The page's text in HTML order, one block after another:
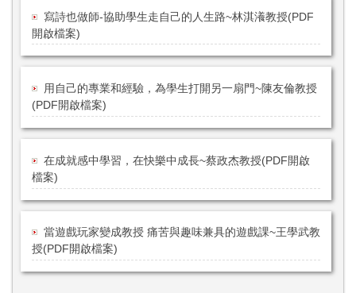
寫詩也做師-協助學生走自己的人生路~林淇瀁教授(PDF
開啟檔案)
用自己的專業和經驗，為學生打開另一扇門~陳友倫教授
(PDF開啟檔案)
在成就感中學習，在快樂中成長~蔡政杰教授(PDF開啟
檔案)
當遊戲玩家變成教授 痛苦與趣味兼具的遊戲課~王學武教
授(PDF開啟檔案)